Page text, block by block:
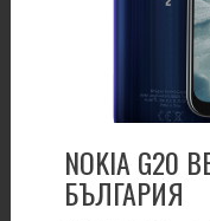
NOKIA G20
БЪЛГАРИЯ